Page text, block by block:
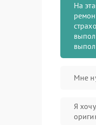
На
Мне
Я